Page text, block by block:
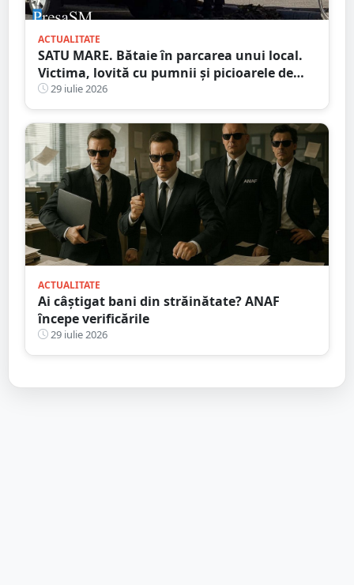
ACTUALITATE
SATU MARE. Bătaie în parcarea unui local.
Victima, lovită cu pumnii și picioarele de
trei agresori
29 iulie 2026
ACTUALITATE
Ai câștigat bani din străinătate? ANAF
începe verificările
29 iulie 2026